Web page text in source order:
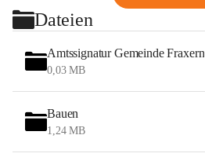
Dateien
Amtssignatur Gemeinde Fraxern
0,03 MB
Bauen
1,24 MB